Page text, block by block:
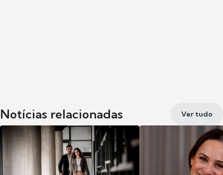
Notícias relacionadas Ver tudo